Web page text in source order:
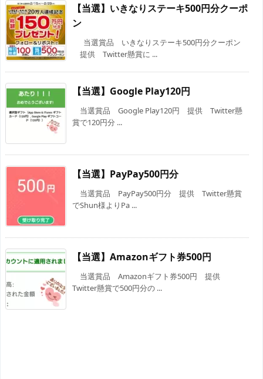
【当選】いきなりステーキ500円分クーポ
ン
当選賞品 いきなりステーキ500円分クーポン
提供 Twitter懸賞に ...
【当選】Google Play120円
当選賞品 Google Play120円 提供 Twitter懸
賞で120円分 ...
【当選】PayPay500円分
当選賞品 PayPay500円分 提供 Twitter懸賞
でShun様よりPa ...
【当選】Amazonギフト券500円
当選賞品 Amazonギフト券500円 提供
Twitter懸賞で500円分の ...